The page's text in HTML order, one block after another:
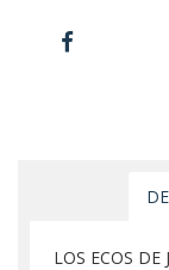
LOS ECOS